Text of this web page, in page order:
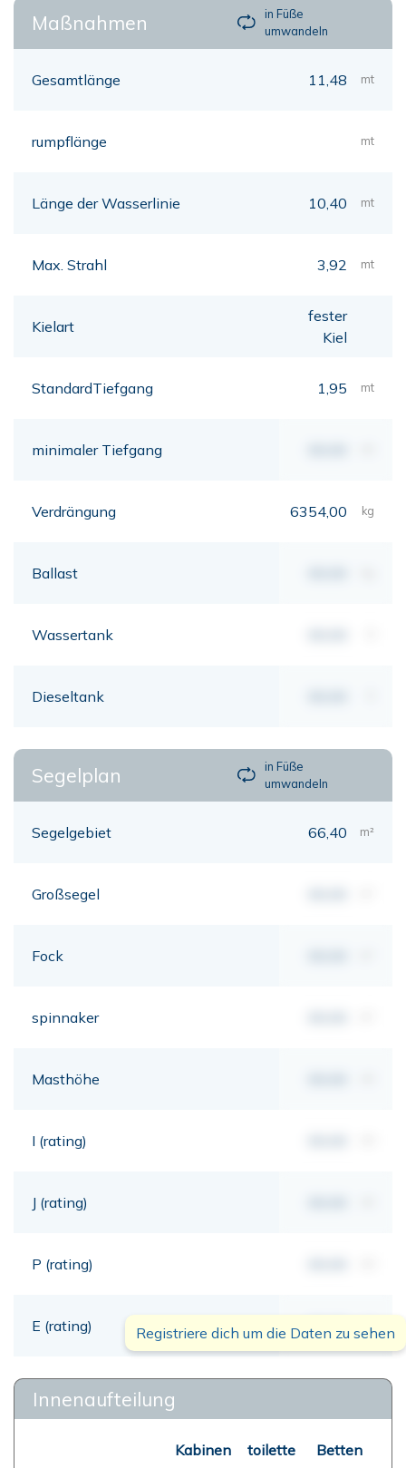
Maßnahmen
in Füße
umwandeln
Gesamtlänge 11,48 mt
rumpflänge mt
Länge der Wasserlinie 10,40 mt
Max. Strahl 3,92 mt
Kielart
fester
Kiel
StandardTiefgang 1,95 mt
minimaler Tiefgang
Verdrängung 6354,00 kg
Ballast
Wassertank
Dieseltank
Segelplan
in Füße
umwandeln
Segelgebiet 66,40 m²
Großsegel
Fock
spinnaker
Masthöhe
I (rating)
J (rating)
P (rating)
E (rating) 00,00 mt
Registriere dich um die Daten zu sehen
Innenaufteilung
Kabinen toilette Betten